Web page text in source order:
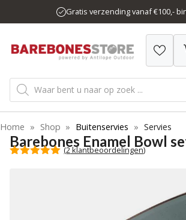
naar
inhoud
Gratis verzending vanaf €100,-
Producten
zoeken
Home » Shop » Buitenservies » Servies
Barebones Enamel Bowl
(2klantbeoordelingen)